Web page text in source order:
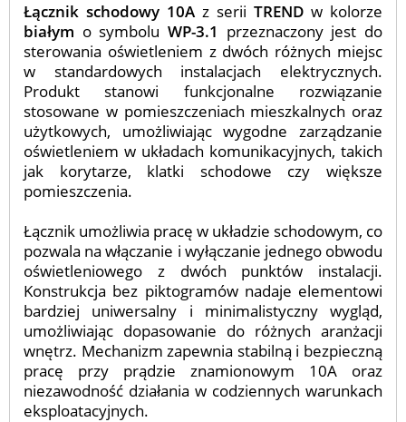
Łącznik schodowy 10A z serii TREND w kolorze
białym o symboluWP-3.1 przeznaczony jest do
sterowania oświetleniem z dwóch różnych miejsc
w standardowych instalacjach elektrycznych.
Produkt stanowi funkcjonalne rozwiązanie
stosowane w pomieszczeniach mieszkalnych oraz
użytkowych, umożliwiając wygodne zarządzanie
oświetleniem w układach komunikacyjnych, takich
jak korytarze, klatki schodowe czy większe
pomieszczenia.
Łącznik umożliwia pracę w układzie schodowym, co
pozwala na włączanie i wyłączanie jednego obwodu
oświetleniowego z dwóch punktów instalacji.
Konstrukcja bez piktogramów nadaje elementowi
bardziej uniwersalny i minimalistyczny wygląd,
umożliwiając dopasowanie do różnych aranżacji
wnętrz. Mechanizm zapewnia stabilną i bezpieczną
pracę przy prądzie znamionowym 10A oraz
niezawodność działania w codziennych warunkach
eksploatacyjnych.